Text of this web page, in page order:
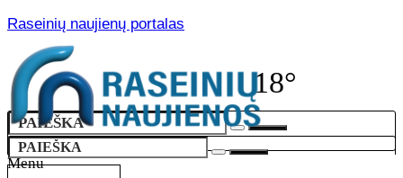
Raseinių naujienų portalas
18°
Menu